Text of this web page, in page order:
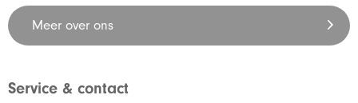
Meer over ons
Service & contact